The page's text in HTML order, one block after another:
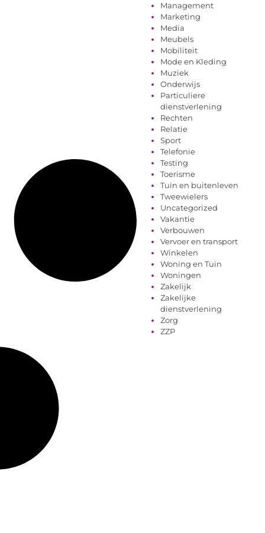
Management
Marketing
Media
Meubels
Mobiliteit
Mode en Kleding
Muziek
Onderwijs
Particuliere
dienstverlening
Rechten
Relatie
Sport
Telefonie
Testing
Toerisme
Tuin en buitenleven
Tweewielers
Uncategorized
Vakantie
Verbouwen
Vervoer en transport
Winkelen
Woning en Tuin
Woningen
Zakelijk
Zakelijke
dienstverlening
Zorg
ZZP